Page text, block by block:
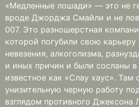
«Медленные лошади» — это не
вроде Джорджа Смайли и не
007. Это разношерстная
которой погубили свою карьеру
невезения, алкоголизма,
и иных причин и были сосланы
известное как «Слау хаус». Там
унизительную черную работу
взглядом противного